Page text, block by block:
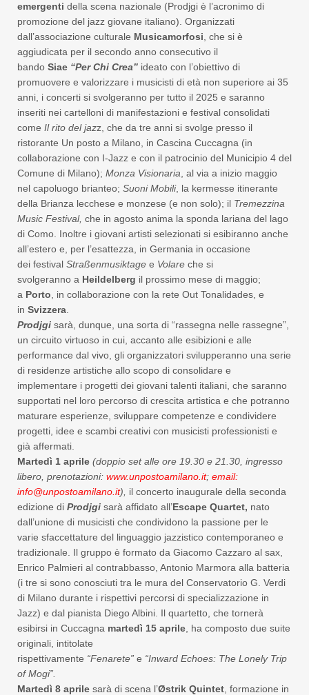
emergenti della scena nazionale (Prodjgi è l’acronimo di
promozione del jazz giovane italiano). Organizzati
dall’associazione culturale Musicamorfosi , che si è
aggiudicata per il secondo anno consecutivo il
bando Siae “Per Chi Crea” ideato con l’obiettivo di
promuovere e valorizzare i musicisti di età non superiore ai 35
anni, i concerti si svolgeranno per tutto il 2025 e saranno
inseriti nei cartelloni di manifestazioni e festival consolidati
come Il rito del jazz, che da tre anni si svolge presso il
ristorante Un posto a Milano, in Cascina Cuccagna (in
collaborazione con I-Jazz e con il patrocinio del Municipio 4 del
Comune di Milano); Monza Visionaria , al via a inizio maggio
nel capoluogo brianteo; Suoni Mobili, la kermesse itinerante
della Brianza lecchese e monzese (e non solo); il Tremezzina
Music Festival, che in agosto anima la sponda lariana del lago
di Como. Inoltre i giovani artisti selezionati si esibiranno anche
all’estero e, per l’esattezza, in Germania in occasione
dei festival Straßenmusiktage e Volare che si
svolgeranno a Heildelberg il prossimo mese di maggio;
a Porto , in collaborazione con la rete Out Tonalidades, e
in Svizzera
Prodjgi sarà, dunque, una sorta di “rassegna nelle rassegne”,
un circuito virtuoso in cui, accanto alle esibizioni e alle
performance dal vivo, gli organizzatori svilupperanno una serie
di residenze artistiche allo scopo di consolidare e
implementare i progetti dei giovani talenti italiani, che saranno
supportati nel loro percorso di crescita artistica e che potranno
maturare esperienze, sviluppare competenze e condividere
progetti, idee e scambi creativi con musicisti professionisti e
già affermati.
Martedì 1 aprile (doppio set alle ore 19.30 e 21.30, ingresso
libero, prenotazioni: www.unpostoamilano.it; email:
info@unpostoamilano.it),
il concerto inaugurale della seconda
edizione di Prodjgi sarà affidato all’Escape Quartet, nato
dall’unione di musicisti che condividono la passione per le
varie sfaccettature del linguaggio jazzistico contemporaneo e
tradizionale. Il gruppo è formato da Giacomo Cazzaro al sax,
Enrico Palmieri al contrabbasso, Antonio Marmora alla batteria
(i tre si sono conosciuti tra le mura del Conservatorio G. Verdi
di Milano durante i rispettivi percorsi di specializzazione in
Jazz) e dal pianista Diego Albini. Il quartetto, che tornerà
esibirsi in Cuccagna martedì 15 aprile , ha composto due suite
originali, intitolate
rispettivamente “Fenarete” e “Inward Echoes: The LonelyTrip
of Mogi”.
Martedì 8 aprile sarà di scena l’Østrik Quintet , formazione in